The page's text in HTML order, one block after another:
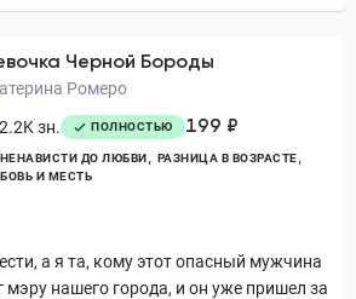
Черной Бороды
Ромеро
зн.
ПОЛНОСТЬЮ 199 ₽
ДО ЛЮБВИ
РАЗНИЦА В ВОЗРАСТЕ
И МЕСТЬ
а я та, кому этот опасный мужчина
мэру нашего города, и он уже пришел за